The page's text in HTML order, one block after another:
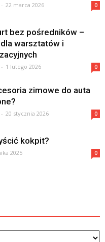
- 22 marca 2026 0
bez pośredników –
warsztatów i
- 1 lutego 2026 0
zimowe do auta
- 20 stycznia 2026 0
kokpit?
2025 0